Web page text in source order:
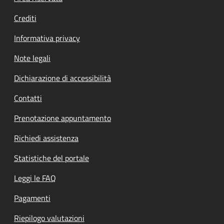
Crediti
Informativa privacy
Note legali
Dichiarazione di accessibilità
Contatti
Prenotazione appuntamento
Richiedi assistenza
Statistiche del portale
Leggi le FAQ
Pagamenti
Riepilogo valutazioni